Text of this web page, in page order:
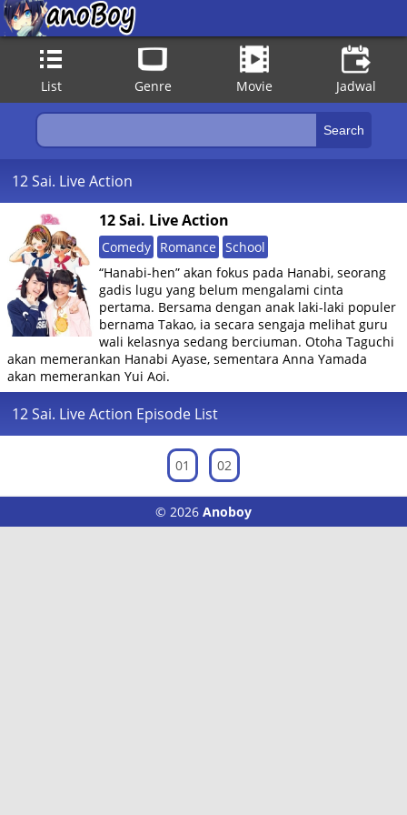
List Genre Movie Jadwal
12 Sai. Live Action
12 Sai. Live Action
Comedy Romance School
“Hanabi-hen” akan fokus pada Hanabi, seorang
gadis lugu yang belum mengalami cinta
pertama. Bersama dengan anak laki-laki populer
bernama Takao, ia secara sengaja melihat guru
wali kelasnya sedang berciuman. Otoha Taguchi
akan memerankan Hanabi Ayase, sementara Anna Yamada
akan memerankan Yui Aoi.
12 Sai. Live Action Episode List
01 02
© 2026 Anoboy